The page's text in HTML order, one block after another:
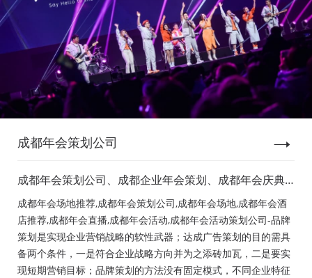
成都年会策划公司
成都年会策划公司、成都企业年会策划、成都年会庆典
策划、成都年会节目表演、成都年会节目演出、成都年
会活动策划公司、成都年会布置公司，成都年会现场搭
建公司，成都年会节目表演，年会节目创意节目，年会
策划方案详细流程，年会策划，年会致辞发言稿，年会
礼品，年会祝福语
成都年会场地推荐,成都年会策划公司,成都年会场地,成都年会酒
店推荐,成都年会直播,成都年会活动,成都年会活动策划公司-品牌
策划是实现企业营销战略的软性武器；达成广告策划的目的需具
备两个条件，一是符合企业战略方向并为之添砖加瓦，二是要实
现短期营销目标；品牌策划的方法没有固定模式，不同企业特征